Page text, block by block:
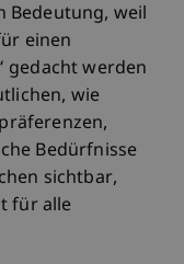
Bedeutung, weil
einen
gedacht werden
wie
Bedürfnisse
sichtbar,
für alle